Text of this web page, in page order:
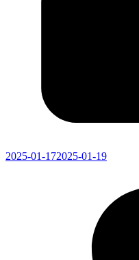
2025-01-172025-01-19